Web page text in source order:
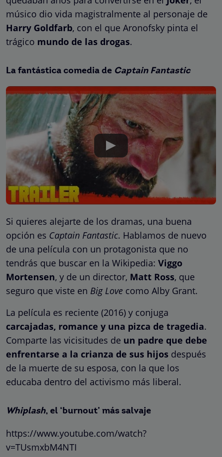
músico dio vida magistralmente al personaje de
Harry Goldfarb, con el que Aronofsky pinta el
trágico mundo de las drogas.
La fantástica comedia de Captain Fantastic
Si quieres alejarte de los dramas, una buena
opción es Captain Fantastic. Hablamos de nuevo
de una película con un protagonista que no
tendrás que buscar en la Wikipedia: Viggo
Mortensen, y de un director, Matt Ross, que
seguro que viste en Big Love como Alby Grant.
La película es reciente (2016) y conjuga
carcajadas, romance y una pizca de tragedia.
Comparte las vicisitudes de un padre que debe
enfrentarse a la crianza de sus hijos después
de la muerte de su esposa, con la que los
educaba dentro del activismo más liberal.
Whiplash, el ‘burnout’ más salvaje
https://www.youtube.com/watch?
v=TUsmxbM4NTI